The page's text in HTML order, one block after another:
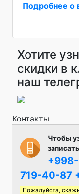
Подробнее о
Хотите
скидки в
наш
Контакты
Чтобы
719-40-87
Пожалуйста,